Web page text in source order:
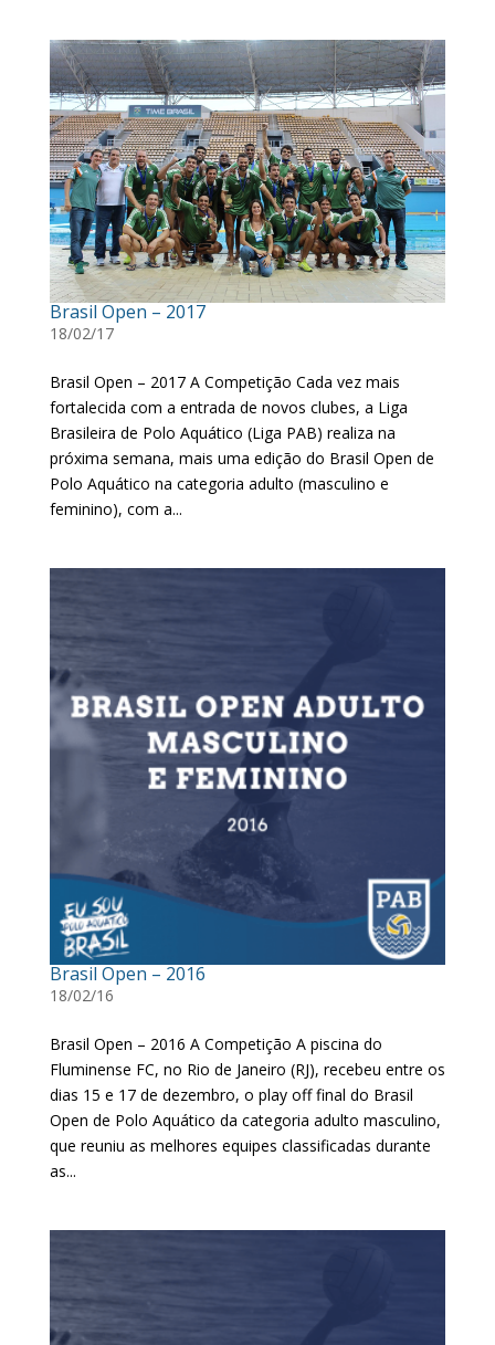
Brasil Open – 2017
18/02/17
Brasil Open – 2017 A Competição Cada vez mais
fortalecida com a entrada de novos clubes, a Liga
Brasileira de Polo Aquático (Liga PAB) realiza na
próxima semana, mais uma edição do Brasil Open de
Polo Aquático na categoria adulto (masculino e
feminino), com a...
Brasil Open – 2016
18/02/16
Brasil Open – 2016 A Competição A piscina do
Fluminense FC, no Rio de Janeiro (RJ), recebeu entre os
dias 15 e 17 de dezembro, o play off final do Brasil
Open de Polo Aquático da categoria adulto masculino,
que reuniu as melhores equipes classificadas durante
as...